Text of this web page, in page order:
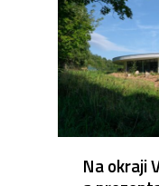
Na okraji